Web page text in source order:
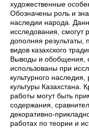
художественные
Обозначены роль и
наследии народа.
исследования, смогут
дополняя результаты,
видов казахского
Выводы и обобщения,
использованы при
культурного
культуры Казахстана.
работы могут быть
содержания,
декоративно-
работах по теории и